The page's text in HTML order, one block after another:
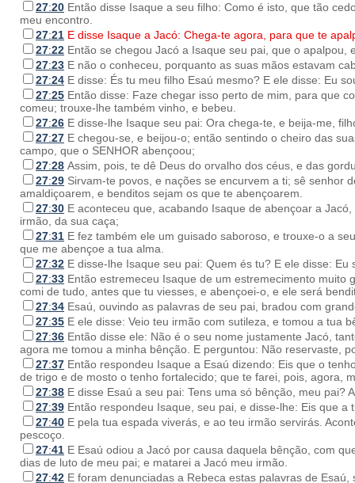
27:20 Então disse Isaque a seu filho: Como é isto, que tão
meu encontro.
27:21 E disse Isaque a Jacó: Chega-te agora, para que te
27:22 Então se chegou Jacó a Isaque seu pai, que o
27:23 E não o conheceu, porquanto as suas mãos estavam
27:24 E disse: És tu meu filho Esaú mesmo? E ele disse: Eu
27:25 Então disse: Faze chegar isso perto de mim, para que
comeu; trouxe-lhe também vinho, e bebeu.
27:26 E disse-lhe Isaque seu pai: Ora chega-te, e beija-me,
27:27 E chegou-se, e beijou-o; então sentindo o cheiro das
campo, que o SENHOR abençoou;
27:28 Assim, pois, te dê Deus do orvalho dos céus, e das
27:29 Sirvam-te povos, e nações se encurvem a ti; sê senhor
amaldiçoarem, e benditos sejam os que te abençoarem.
27:30 E aconteceu que, acabando Isaque de abençoar a
irmão, da sua caça;
27:31 E fez também ele um guisado saboroso, e trouxe-o a
que me abençoe a tua alma.
27:32 E disse-lhe Isaque seu pai: Quem és tu? E ele disse:
27:33 Então estremeceu Isaque de um estremecimento
comi de tudo, antes que tu viesses, e abençoei-o, e ele será
27:34 Esaú, ouvindo as palavras de seu pai, bradou com
27:35 E ele disse: Veio teu irmão com sutileza, e tomou a tua
27:36 Então disse ele: Não é o seu nome justamente Jacó,
agora me tomou a minha bênção. E perguntou: Não reservaste,
27:37 Então respondeu Isaque a Esaú dizendo: Eis que o
de trigo e de mosto o tenho fortalecido; que te farei, pois, agora,
27:38 E disse Esaú a seu pai: Tens uma só bênção, meu
27:39 Então respondeu Isaque, seu pai, e disse-lhe: Eis que
27:40 E pela tua espada viverás, e ao teu irmão servirás.
pescoço.
27:41 E Esaú odiou a Jacó por causa daquela bênção, com
dias de luto de meu pai; e matarei a Jacó meu irmão.
27:42 E foram denunciadas a Rebeca estas palavras de